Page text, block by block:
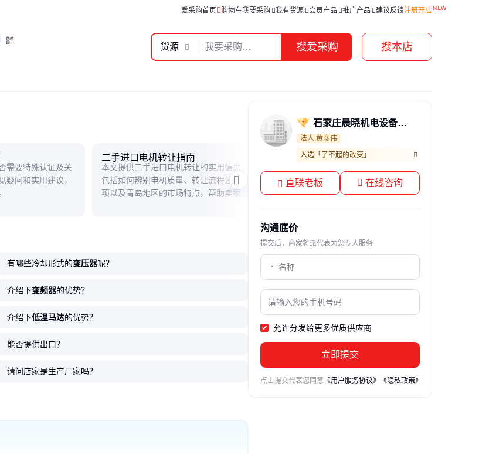
爱采购首页 购物车我要采购 我有货源 会员产品 推广产品 建议反馈注册开店
搜爱采购 搜本店
货源
需要特殊认证及关
疑问和实用建议，
二手进口电机转让指南
本文提供二手进口电机转让的实用信息，
包括如何辨别电机质量、转让流程注意事
项以及青岛地区的市场特点，帮助卖家高
风力发电机的秘密
理，从叶片设计到能量转换，带你了解绿
色能源背后的科技魅力。
有哪些冷却形式的变压器呢？
介绍下变频器的优势？
介绍下低温马达的优势？
能否提供出口？
请问店家是生产厂家吗？
石家庄晨晓机电设备有限公司
法人:黄彦伟
入选「了不起的改变」
直联老板 在线咨询
沟通底价
提交后，商家将派代表为您专人服务
允许分发给更多优质供应商
立即提交
点击提交代表您同意 《用户服务协议》 《隐私政策》